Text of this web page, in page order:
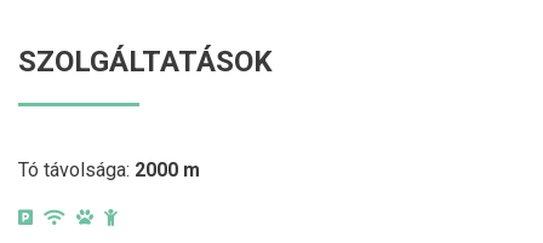
SZOLGÁLTATÁSOK
Tó távolsága: 2000 m